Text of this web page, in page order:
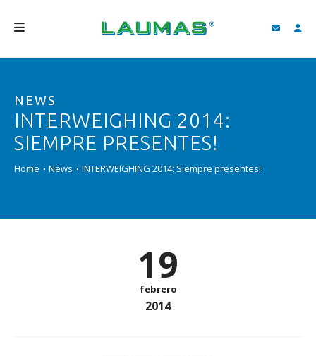
PRODUCTOS
SERVICIOS
BLOG
NEWS
INTERWEIGHING 2014:
SIEMPRE PRESENTES!
Home News INTERWEIGHING 2014: Siempre presentes!
19
febrero
2014